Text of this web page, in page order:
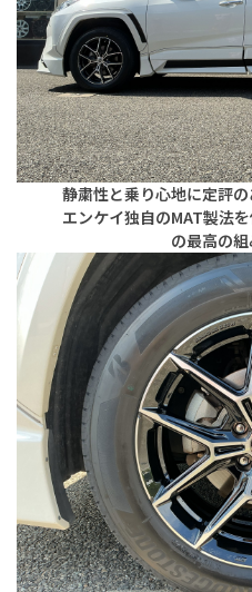
静粛性と乗り心地に定評
エンケイ独自のMAT製法を
の最高の